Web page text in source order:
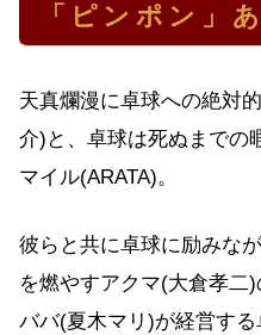
「ピンポン」
天真爛漫に卓球への絶対
介)と、卓球は死ぬまでの
マイル(ARATA)。
彼らと共に卓球に励みな
を燃やすアクマ(大倉孝二
ババ(夏木マリ)が経営す